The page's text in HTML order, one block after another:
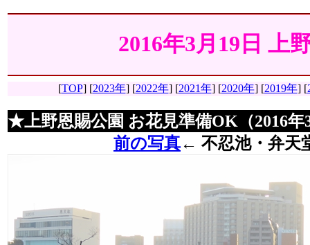
2016年3月19日 上
[TOP] [2023年] [2022年] [2021年] [2020年] [2019年] [
★上野恩賜公園 お花見準備OK（2016年
前の写真← 不忍池・弁天